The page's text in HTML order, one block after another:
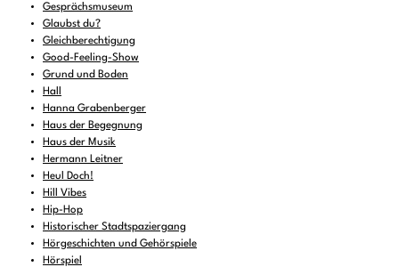
Gesprächsmuseum
Glaubst du?
Gleichberechtigung
Good-Feeling-Show
Grund und Boden
Hall
Hanna Grabenberger
Haus der Begegnung
Haus der Musik
Hermann Leitner
Heul Doch!
Hill Vibes
Hip-Hop
Historischer Stadtspaziergang
Hörgeschichten und Gehörspiele
Hörspiel